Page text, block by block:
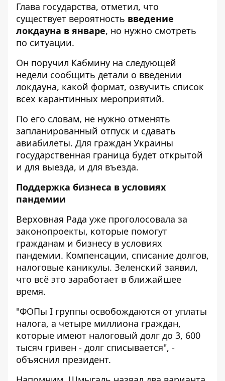
Глава государства, отметил, что
существует вероятность введение
локдауна в январе, но нужно смотреть
по ситуации.
Он поручил Кабмину на следующей
недели сообщить детали о введении
локдауна, какой формат, озвучить список
всех карантинных мероприятий.
По его словам, не нужно отменять
запланированный отпуск и сдавать
авиабилеты. Для граждан Украины
государственная граница будет открытой
и для выезда, и для въезда.
Поддержка бизнеса в условиях
пандемии
Верховная Рада уже проголосовала за
законопроекты, которые помогут
гражданам и бизнесу в условиях
пандемии. Компенсации, списание долгов,
налоговые каникулы. Зеленский заявил,
что всё это заработает в ближайшее
время.
"ФОПы I группы освобождаются от уплаты
налога, а четыре миллиона граждан,
которые имеют налоговый долг до 3, 600
тысяч гривен - долг списывается", -
объяснил президент.